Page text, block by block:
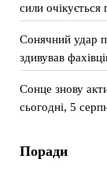
сили
Сонячний удар
здивував
Сонце знову
сьогодні, 5
Поради